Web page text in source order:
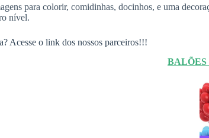
para colorir, comidinhas, docinhos, e uma
nível.
Acesse o link dos nossos parceiros!!!
BALÕES